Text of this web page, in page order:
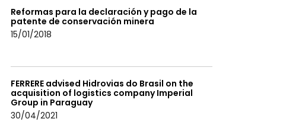
Reformas para la declaración y pago de la
patente de conservación minera
15/01/2018
FERRERE advised Hidrovias do Brasil on the
acquisition of logistics company Imperial
Group in Paraguay
30/04/2021